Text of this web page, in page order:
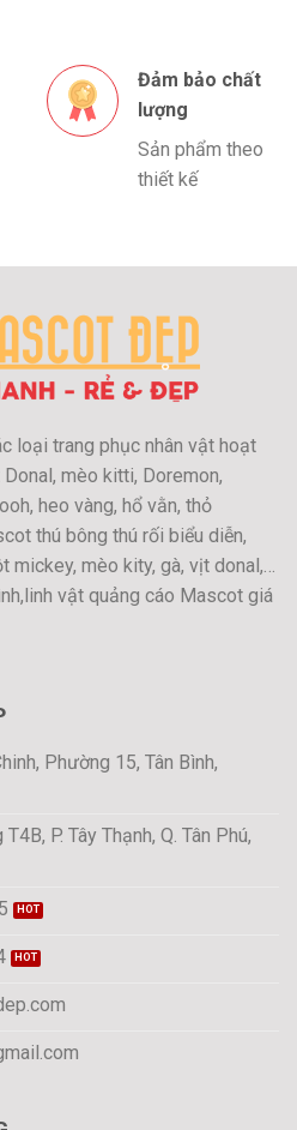
Đảm bảo chất
lượng
Sản phẩm theo
thiết kế
loại trang phục nhân vật hoạt
mèo kitti, Doremon,
heo vàng, hổ vằn, thỏ
thú bông thú rối biểu diễn,
mickey, mèo kity, gà, vịt donal,…
vật quảng cáo Mascot giá
Phường 15, Tân Bình,
P. Tây Thạnh, Q. Tân Phú,